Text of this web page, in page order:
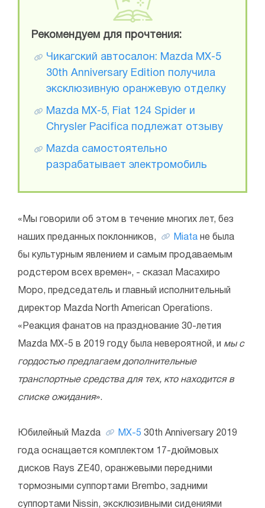
Рекомендуем для прочтения:
Чикагский автосалон: Mazda MX-5
30th Anniversary Edition получила
эксклюзивную оранжевую отделку
Mazda MX-5, Fiat 124 Spider и
Chrysler Pacifica подлежат отзыву
Mazda самостоятельно
разрабатывает электромобиль
«Мы говорили об этом в течение многих лет, без
наших преданных поклонников, Miata не была
бы культурным явлением и самым продаваемым
родстером всех времен», - сказал Масахиро
Моро, председатель и главный исполнительный
директор Mazda North American Operations.
«Реакция фанатов на празднование 30-летия
Mazda MX-5 в 2019 году была невероятной, и мы с
гордостью предлагаем дополнительные
транспортные средства для тех, кто находится в
списке ожидания».
Юбилейный Mazda MX-5 30th Anniversary 2019
года оснащается комплектом 17-дюймовых
дисков Rays ZE40, оранжевыми передними
тормозными суппортами Brembo, задними
суппортами Nissin, эксклюзивными сидениями